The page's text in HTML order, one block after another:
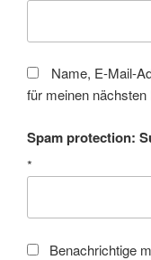
Name, E-Mail-
für meinen
Spam protection:
*
Benachrichtige